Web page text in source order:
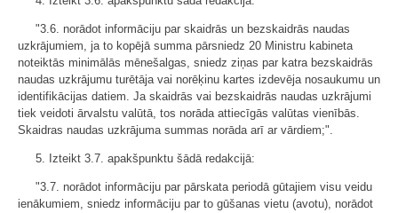
"3.6. norādot informāciju par skaidrās un bezskaidrās naudas
uzkrājumiem, ja to kopējā summa pārsniedz 20 Ministru kabineta
noteiktās minimālās mēnešalgas, sniedz ziņas par katra bezskaidrās
naudas uzkrājumu turētāja vai norēķinu kartes izdevēja nosaukumu un
identifikācijas datiem. Ja skaidrās vai bezskaidrās naudas uzkrājumi
tiek veidoti ārvalstu valūtā, tos norāda attiecīgās valūtas vienībās.
Skaidras naudas uzkrājuma summas norāda arī ar vārdiem;".
5. Izteikt 3.7. apakšpunktu šādā redakcijā:
"3.7. norādot informāciju par pārskata periodā gūtajiem visu veidu
ienākumiem, sniedz informāciju par to gūšanas vietu (avotu), norādot